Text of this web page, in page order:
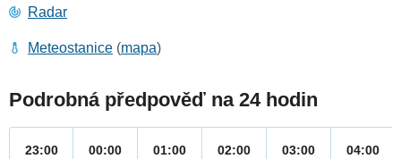
Radar
Meteostanice (mapa)
Podrobná předpověď na 24 hodin
23:00 00:00 01:00 02:00 03:00 04:00